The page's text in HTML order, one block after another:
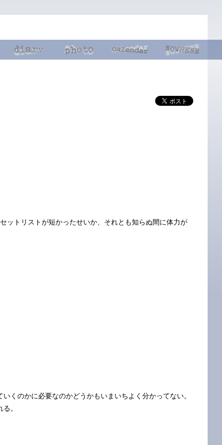
ットリストが短かったせいか、それとも知らぬ間に体力が
くのかに必要なのかどうかもいまいちよく分かってない。
。